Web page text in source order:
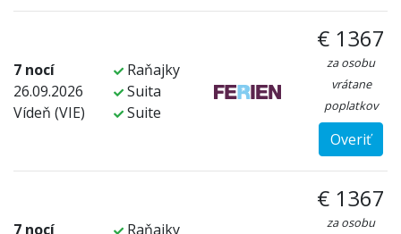
7 nocí
26.09.2026
Vídeň (VIE)
Raňajky
Suita
Suite
€ 1367
za osobu
vrátane
poplatkov
Overiť
7 nocí Raňajky
€ 1367
za osobu